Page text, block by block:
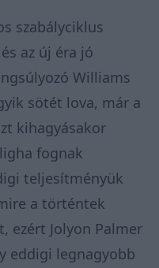
szabályciklus
az új éra jó
Williams
sötét lova, már a
kihagyásakor
fognak
teljesítményük
a történtek
ezért Jolyon Palmer
eddigi legnagyobb